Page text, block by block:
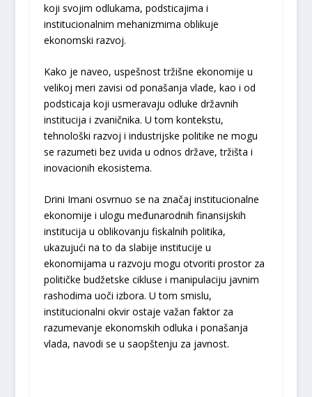
koji svojim odlukama, podsticajima i
institucionalnim mehanizmima oblikuje
ekonomski razvoj.
Kako je naveo, uspešnost tržišne ekonomije u
velikoj meri zavisi od ponašanja vlade, kao i od
podsticaja koji usmeravaju odluke državnih
institucija i zvaničnika. U tom kontekstu,
tehnološki razvoj i industrijske politike ne mogu
se razumeti bez uvida u odnos države, tržišta i
inovacionih ekosistema.
Drini Imani osvrnuo se na značaj institucionalne
ekonomije i ulogu međunarodnih finansijskih
institucija u oblikovanju fiskalnih politika,
ukazujući na to da slabije institucije u
ekonomijama u razvoju mogu otvoriti prostor za
političke budžetske cikluse i manipulaciju javnim
rashodima uoči izbora. U tom smislu,
institucionalni okvir ostaje važan faktor za
razumevanje ekonomskih odluka i ponašanja
vlada, navodi se u saopštenju za javnost.